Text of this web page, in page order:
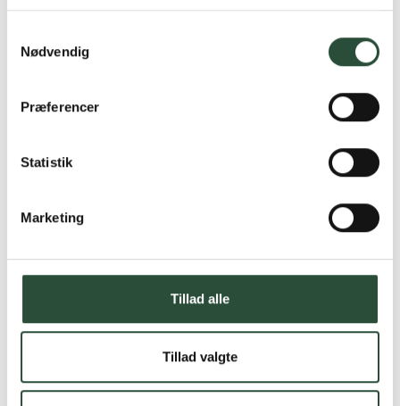
Nødvendig
Præferencer
Statistik
Marketing
Tillad alle
Tillad valgte